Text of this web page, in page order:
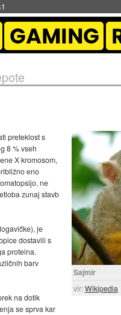
Sajmir
vir:Wikipedia
preteklost s
8 % vseh
X kromosom,
eno
ne
zunaj stavb
je
dostavili s
proteina.
barv
na dotik
se sprva kar